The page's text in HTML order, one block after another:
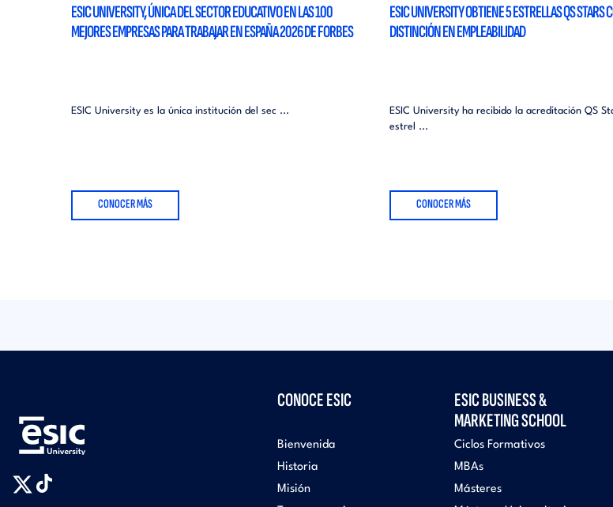
ESIC UNIVERSITY, ÚNICA DEL SECTOR EDUCATIVO EN LAS 100
MEJORES EMPRESAS PARA TRABAJAR EN ESPAÑA 2026 DE FORBES
ESIC University es la única institución del sec ...
CONOCER MÁS
ESIC UNIVERSITY OBTIENE 5 ESTRELLAS QS STARS
DISTINCIÓN EN EMPLEABILIDAD
ESIC University ha recibido la acreditación QS
estrel ...
CONOCER MÁS
CONOCE ESIC
Bienvenida
Historia
Misión
ESIC BUSINESS &
MARKETING SCHOOL
Ciclos Formativos
MBAs
Másteres